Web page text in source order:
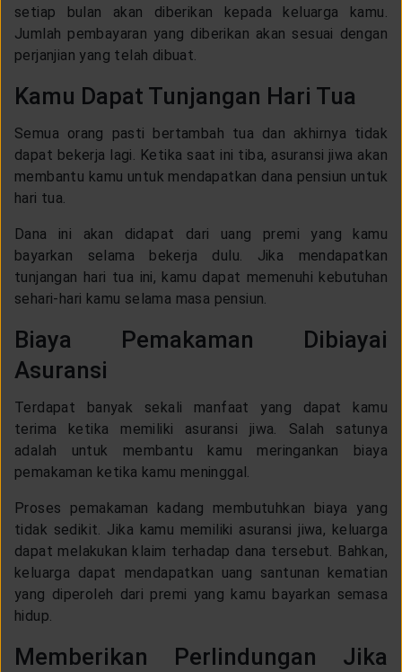
setiap bulan akan diberikan kepada keluarga kamu.
Jumlah pembayaran yang diberikan akan sesuai dengan
perjanjian yang telah dibuat.
Kamu Dapat Tunjangan Hari Tua
Semua orang pasti bertambah tua dan akhirnya tidak
dapat bekerja lagi. Ketika saat ini tiba, asuransi jiwa akan
membantu kamu untuk mendapatkan dana pensiun untuk
hari tua.
Dana ini akan didapat dari uang premi yang kamu
bayarkan selama bekerja dulu. Jika mendapatkan
tunjangan hari tua ini, kamu dapat memenuhi kebutuhan
sehari-hari kamu selama masa pensiun.
Biaya Pemakaman Dibiayai
Asuransi
Terdapat banyak sekali manfaat yang dapat kamu
terima ketika memiliki asuransi jiwa. Salah satunya
adalah untuk membantu kamu meringankan biaya
pemakaman ketika kamu meninggal.
Proses pemakaman kadang membutuhkan biaya yang
tidak sedikit. Jika kamu memiliki asuransi jiwa, keluarga
dapat melakukan klaim terhadap dana tersebut. Bahkan,
keluarga dapat mendapatkan uang santunan kematian
yang diperoleh dari premi yang kamu bayarkan semasa
hidup.
Memberikan Perlindungan Jika